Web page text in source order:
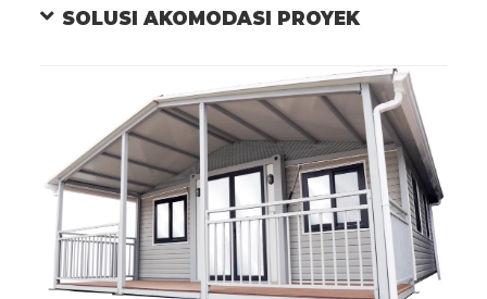
SOLUSI AKOMODASI PROYEK